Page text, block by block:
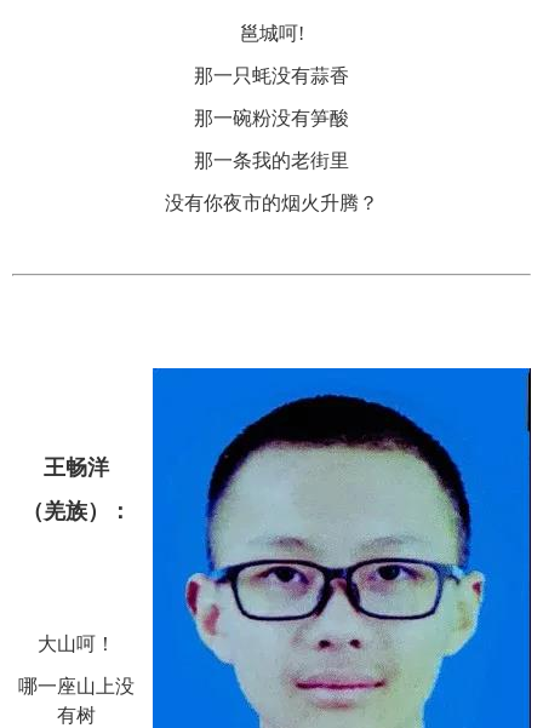
邕城呵!
那一只蚝没有蒜香
那一碗粉没有笋酸
那一条我的老街里
没有你夜市的烟火升腾？
王畅洋
（羌族）：
大山呵！
哪一座山上没
有树